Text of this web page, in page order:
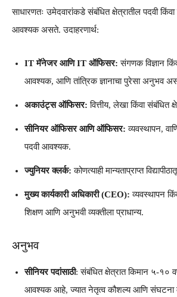
साधारणतः उमेदवारांकडे संबंधित क्षेत्रातील पदवी
आवश्यक असते. उदाहरणार्थ:
IT मॅनेजर आणि IT ऑफिसर: संगणक विज्ञान
आवश्यक, आणि तांत्रिक ज्ञानाचा पुरेसा अनुभव
अकाउंट्स ऑफिसर: वित्तीय, लेखा किंवा संबंधित
सीनियर ऑफिसर आणि ऑफिसर: व्यवस्थापन,
पदवी आवश्यक.
ज्युनियर क्लर्क: कोणत्याही मान्यताप्राप्त
मुख्य कार्यकारी अधिकारी (CEO): व्यवस्थापन
शिक्षण आणि अनुभवी व्यक्तीला प्राधान्य.
अनुभव
सीनियर पदांसाठी: संबंधित क्षेत्रात किमान ५-१०
आवश्यक आहे, ज्यात नेतृत्व कौशल्य आणि संघटना